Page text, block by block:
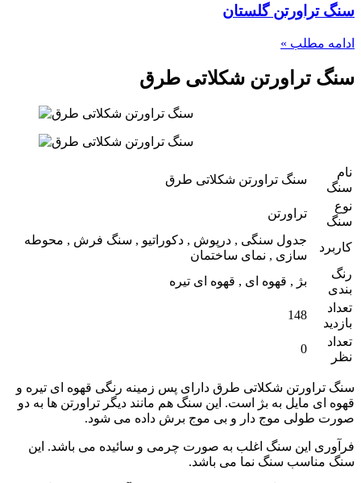
سنگ تراورتن گلستان
ادامه مطلب »
سنگ تراورتن شکلاتی طرق
نام
سنگ
سنگ تراورتن شکلاتی طرق
نوع
سنگ
تراورتن
کاربرد
جدول سنگی , درپوش , دکوراتیو , سنگ فرش , محوطه
سازی , نمای ساختمان
رنگ
بندی
بژ , قهوه ای , قهوه ای تیره
تعداد
بازدید
148
تعداد
نظر
0
سنگ تراورتن شکلاتی طرق دارای پس زمینه رنگی قهوه ای تیره و
قهوه ای مایل به بژ است. این سنگ هم مانند دیگر تراورتن ها به دو
صورت طولی موج دار و بی موج برش داده می شود.
فرآوری این سنگ اغلب به صورت چرمی و سائیده می باشد. این
سنگ مناسب سنگ نما می باشد.